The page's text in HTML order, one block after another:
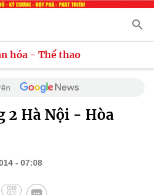
hóa - Thể thao
2 Hà Nội - Hòa
- 07:08